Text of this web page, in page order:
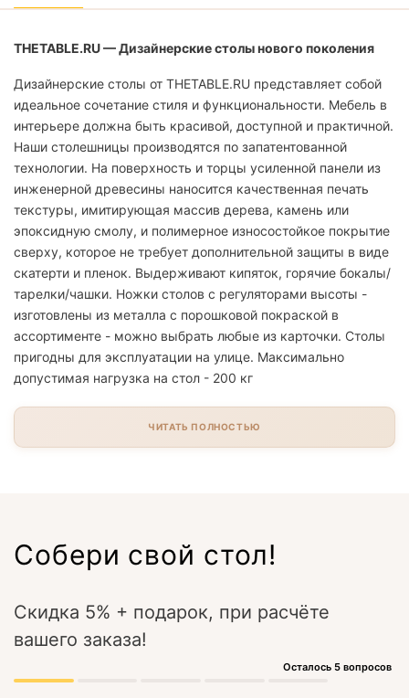
THETABLE.RU — Дизайнерские столы нового поколения
Дизайнерские столы от THETABLE.RU представляет собой
идеальное сочетание стиля и функциональности. Мебель в
интерьере должна быть красивой, доступной и практичной.
Наши столешницы производятся по запатентованной
технологии. На поверхность и торцы усиленной панели из
инженерной древесины наносится качественная печать
текстуры, имитирующая массив дерева, камень или
эпоксидную смолу, и полимерное износостойкое покрытие
сверху, которое не требует дополнительной защиты в виде
скатерти и пленок. Выдерживают кипяток, горячие бокалы/
тарелки/чашки. Ножки столов с регуляторами высоты -
изготовлены из металла с порошковой покраской в
ассортименте - можно выбрать любые из карточки. Столы
пригодны для эксплуатации на улице. Максимально
допустимая нагрузка на стол - 200 кг
ЧИТАТЬ ПОЛНОСТЬЮ
Собери свой стол!
Скидка 5% + подарок, при расчёте
вашего заказа!
Осталось 5 вопросов